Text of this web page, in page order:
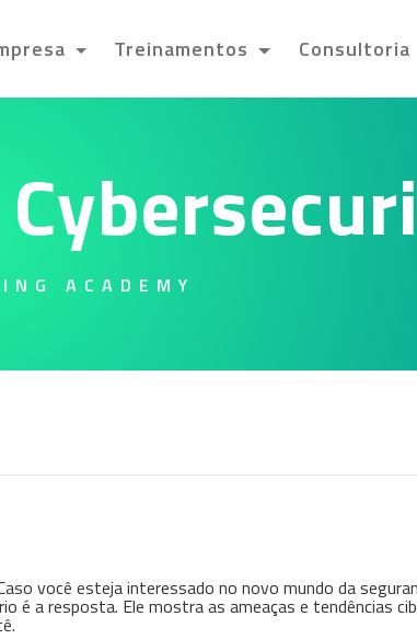
Treinamentos Consultoria
ACADEMY
você esteja interessado no novo mundo da
é a resposta. Ele mostra as ameaças e tendências